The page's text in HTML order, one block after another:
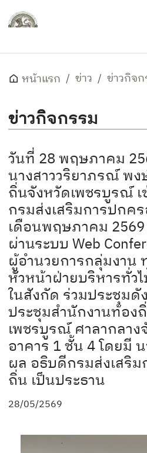
หน้าแรก ข่าว ข่าวกิจ
ข่าวกิจกรรม
วันที่ 28 พฤษภาคม
นางสาววริยาภรณ์ พ
ถิ่นจังหวัดเพชรบูรณ์ เ
กรมส่งเสริมการปกค
เดือนพฤษภาคม
ผ่านระบบ Web
ผู้อำนวยการกลุ่มงาน
หัวหน้าฝ่ายบริหารทั่ว
ในสังกัด ร่วมประชุม
ประชุมสำนักงานท้อง
เพชรบูรณ์ ศาลากลา
อาคาร 1 ชั้น 4 โดยมี
ผล อธิบดีกรมส่งเสริ
ถิ่น เป็นประธาน
28/05/2569